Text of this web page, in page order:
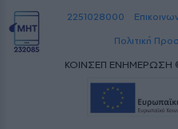
2251028000
Πολιτική
ΚΟΙΝΣΕΠ ΕΝΗΜΕΡΩΣΗ ©